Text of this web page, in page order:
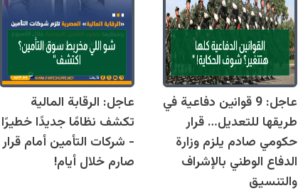
عاجل: 9 قوانين دفاعية في
طريقها للتعديل… قرار
حكومي صادم يلزم وزارة
الدفاع الوطني بالإشراف
والتنسيق
عاجل: الرقابة المالية
تكشف نظامًا جديدًا خطيرًا
- شركات التأمين أمام قرار
صارم خلال أيام!